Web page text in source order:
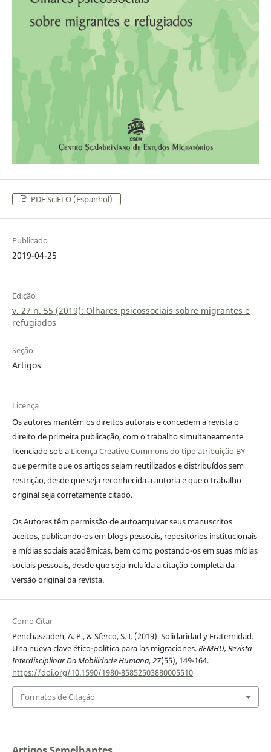
PDF SciELO (Espanhol)
Publicado
2019-04-25
Edição
v. 27 n. 55 (2019): Olhares psicossociais sobre migrantes e
refugiados
Seção
Artigos
Licença
Os autores mantém os direitos autorais e concedem à revista o
direito de primeira publicação, com o trabalho simultaneamente
licenciado sob a Licença Creative Commons do tipo atribuição BY
que permite que os artigos sejam reutilizados e distribuídos sem
restrição, desde que seja reconhecida a autoria e que o trabalho
original seja corretamente citado.
Os Autores têm permissão de autoarquivar seus manuscritos
aceitos, publicando-os em blogs pessoais, repositórios institucionais
e mídias sociais acadêmicas, bem como postando-os em suas mídias
sociais pessoais, desde que seja incluída a citação completa da
versão original da revista.
Como Citar
Penchaszadeh, A. P., & Sferco, S. I. (2019). Solidaridad y Fraternidad.
Una nueva clave ético-política para las migraciones.REMHU, Revista
Interdisciplinar Da Mobilidade Humana,27(55), 149-164.
https://doi.org/10.1590/1980-85852503880005510
Formatos de Citação